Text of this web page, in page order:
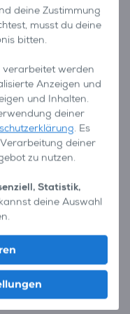
deine Zustimmung
musst du deine
bitten.
verarbeitet werden
Anzeigen und
und Inhalten.
deiner
. Es
deiner
zu nutzen.
Statistik,
deine Auswahl